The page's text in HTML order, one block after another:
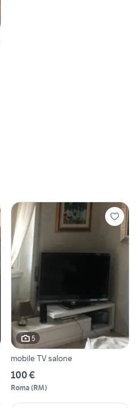
5
mobile TV salone
100 €
Roma (RM)